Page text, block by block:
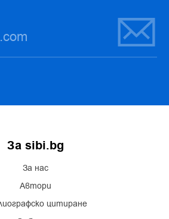
За sibi.bg
За нас
Автори
цитиране